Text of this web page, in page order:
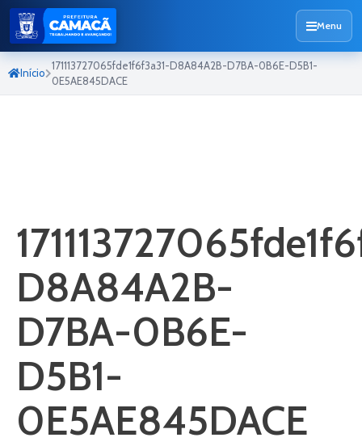
Menu
Início
171113727065fde1f6f3a31-D8A84A2B-D7BA-0B6E-D5B1-
0E5AE845DACE
D8A84A2B-
D7BA-0B6E-
D5B1-
0E5AE845DACE